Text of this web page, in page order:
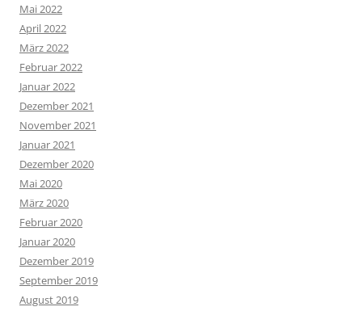
Mai 2022
April 2022
März 2022
Februar 2022
Januar 2022
Dezember 2021
November 2021
Januar 2021
Dezember 2020
Mai 2020
März 2020
Februar 2020
Januar 2020
Dezember 2019
September 2019
August 2019